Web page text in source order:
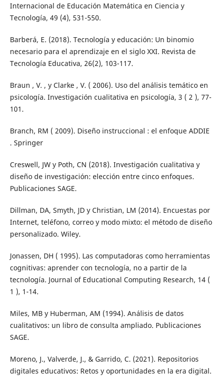
Internacional de Educación Matemática en Ciencia y
Tecnología, 49 (4), 531-550.
Barberá, E. (2018). Tecnología y educación: Un binomio
necesario para el aprendizaje en el siglo XXI. Revista de
Tecnología Educativa, 26(2), 103-117.
Braun , V. , y Clarke , V. ( 2006). Uso del análisis temático en
psicología. Investigación cualitativa en psicología, 3 ( 2 ), 77-
101.
Branch, RM ( 2009). Diseño instruccional : el enfoque ADDIE
. Springer
Creswell, JW y Poth, CN (2018). Investigación cualitativa y
diseño de investigación: elección entre cinco enfoques.
Publicaciones SAGE.
Dillman, DA, Smyth, JD y Christian, LM (2014). Encuestas por
Internet, teléfono, correo y modo mixto: el método de diseño
personalizado. Wiley.
Jonassen, DH ( 1995). Las computadoras como herramientas
cognitivas: aprender con tecnología, no a partir de la
tecnología. Journal of Educational Computing Research, 14 (
1 ), 1-14.
Miles, MB y Huberman, AM (1994). Análisis de datos
cualitativos: un libro de consulta ampliado. Publicaciones
SAGE.
Moreno, J., Valverde, J., & Garrido, C. (2021). Repositorios
digitales educativos: Retos y oportunidades en la era digital.